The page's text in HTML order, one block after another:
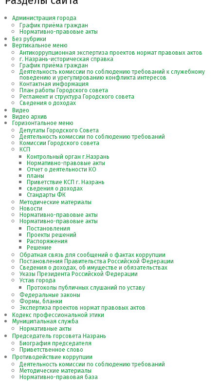
Администрация города
График приёма граждан
Нормативно-правовые акты
Без рубрики
Вертикальное меню
Антикоррупционная экспертиза проектов нормат правовых актов
г. Назрань-историческая справка
График приёма граждан
Деятельность комиссии по соблюдению требований к служебному
поведению и урегулированию конфликта интересов
Контактная информация
План работы Городского совета
Регламент и структура Городского совета
Сведения о доходах
Видео
Видео архив
Горизонтальное меню
Депутаты Городского Совета
Деятельность комиссии по соблюдению требований
Комиссии Городского совета
КСП
Контрольный орган г.Назрань
Нормативно-правовые акты
Отчет о деятельности КО
планы
Приветствие КСП г. Назрань
сведения о доходах
Стандарты ФК
Методические материалы
Новости
Нормативно-правовые акты
Нормативно-правовые акты
Постановления
Проекты решений
Распоряжения
Решение
Обратная связь для сообщений о фактах коррупции
Постановления Правительства Российской Федерации
Сведения о доходах, об имуществе и обязательствах
Указы Президента Российской Федерации
Устав города
Протоколы публичных слушаний по уставу
Федеральные законы
Формы, бланки
Экспертиза проектов нормат правовых актов
Кодекс профессиональной этики
Муниципальная служба
Нормативные акты
Председатель горсовета Назрань
Биография председателя
Приветственное слово
Противодействие коррупции
Деятельность комиссии по соблюдению требований
Методические материалы
Нормативно-правовая база